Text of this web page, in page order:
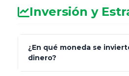
Inversión y
¿En qué moneda se
dinero?